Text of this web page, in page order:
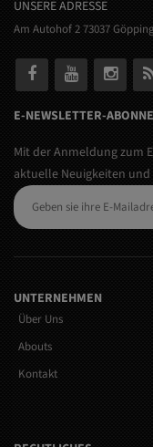
UNSERE ADRESSE
Am Autohof 2 73037
E-NEWSLETTER-
Mit der Anmeldung zum
aktuelle Neuigkeiten
UNTERNEHMEN
Über Uns
Abouts
Kontakt